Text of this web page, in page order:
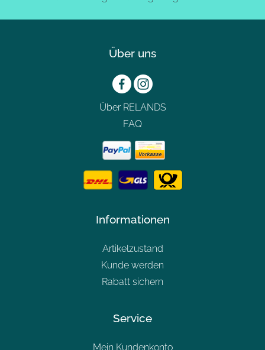
Über uns
Über RELANDS
FAQ
Informationen
Artikelzustand
Kunde werden
Rabatt sichern
Service
Mein Kundenkonto